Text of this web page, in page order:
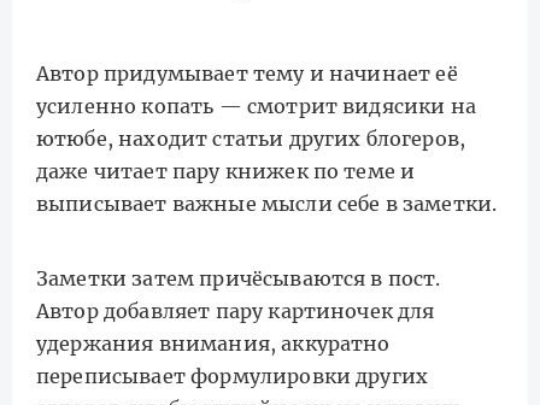
Автор придумывает тему и начинает её
усиленно копать — смотрит видясики на
ютюбе, находит статьи других блогеров,
даже читает пару книжек по теме и
выписывает важные мысли себе в заметки.
Заметки затем причёсываются в пост.
Автор добавляет пару картиночек для
удержания внимания, аккуратно
переписывает формулировки других